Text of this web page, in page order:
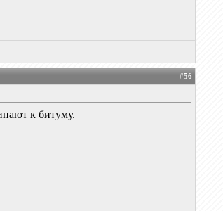
#56
к битуму.